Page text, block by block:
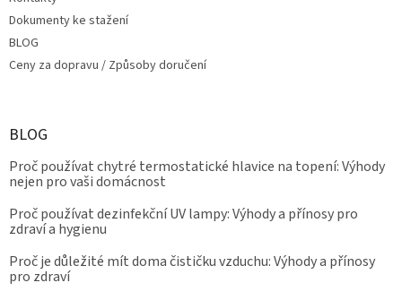
Dokumenty ke stažení
BLOG
Ceny za dopravu / Způsoby doručení
BLOG
Proč používat chytré termostatické hlavice na topení: Výhody
nejen pro vaši domácnost
Proč používat dezinfekční UV lampy: Výhody a přínosy pro
zdraví a hygienu
Proč je důležité mít doma čističku vzduchu: Výhody a přínosy
pro zdraví